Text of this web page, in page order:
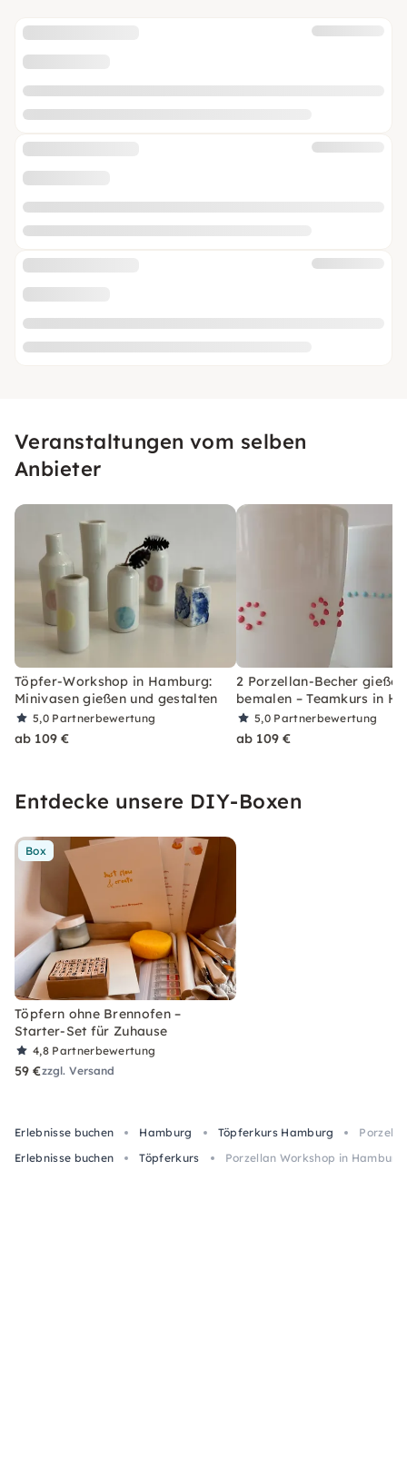
Veranstaltungen vom selben
Anbieter
Töpfer-Workshop in Hamburg:
Minivasen gießen und gestalten
5,0 Partnerbewertung
ab 109 €
2 Porzellan-Becher
bemalen – Teamkurs in
5,0 Partnerbewertung
ab 109 €
Entdecke unsere DIY-Boxen
Box
Töpfern ohne Brennofen –
Starter-Set für Zuhause
4,8 Partnerbewertung
59 €zzgl. Versand
Erlebnisse buchen Hamburg Töpferkurs Hamburg
Erlebnisse buchen
Töpferkurs Porzellan Workshop in